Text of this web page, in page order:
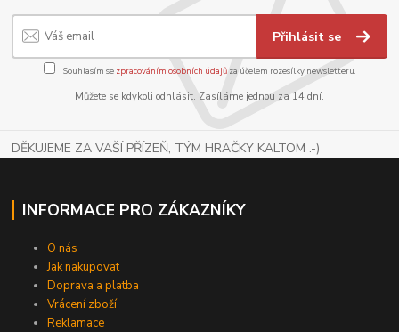
Přihlásit se
Souhlasím se zpracováním osobních údajůza účelem rozesílky newsletteru.
Můžete se kdykoli odhlásit. Zasíláme jednou za 14 dní.
DĚKUJEME ZA VAŠÍ PŘÍZEŇ, TÝM HRAČKY KALTOM .-)
INFORMACE PRO ZÁKAZNÍKY
O nás
Jak nakupovat
Doprava a platba
Vrácení zboží
Reklamace